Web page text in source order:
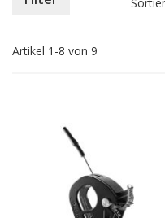
Artikel 1 -8 von 9